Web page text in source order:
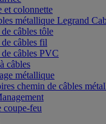
et colonnette
métallique Legrand
câbles tôle
câbles fil
câbles PVC
câbles
métallique
chemin de câbles
coupe-feu